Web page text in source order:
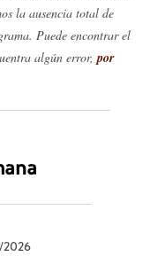
la ausencia total de
Puede encontrar el
algún error, por